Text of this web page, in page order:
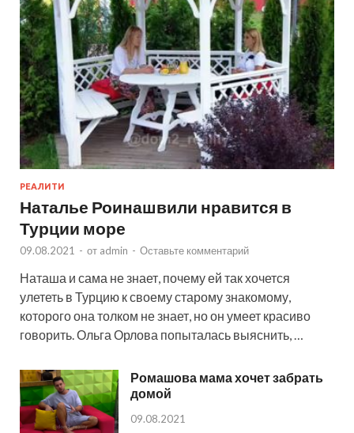
РЕАЛИТИ
Наталье Роинашвили нравится в
Турции море
09.08.2021 - от admin - Оставьте комментарий
Наташа и сама не знает, почему ей так хочется
улететь в Турцию к своему старому знакомому,
которого она толком не знает, но он умеет красиво
говорить. Ольга Орлова попыталась выяснить, …
Ромашова мама хочет забрать
домой
09.08.2021